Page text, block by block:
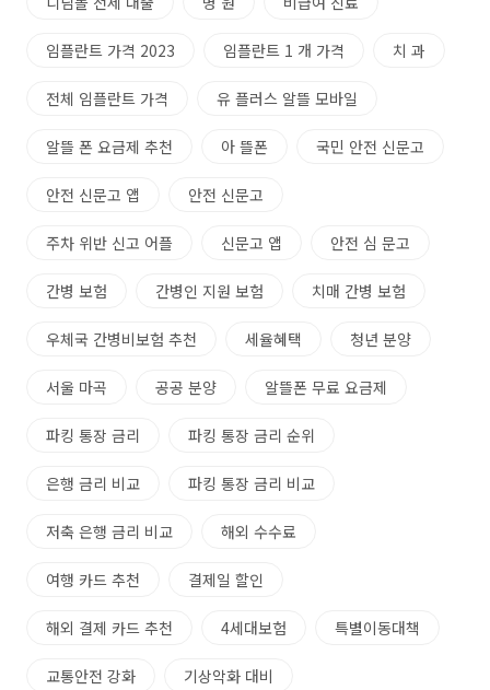
임플란트 가격 2023 임플란트 1 개 가격 치 과
전체 임플란트 가격 유 플러스 알뜰 모바일
알뜰 폰 요금제 추천 아 뜰폰 국민 안전 신문고
안전 신문고 앱 안전 신문고
주차 위반 신고 어플 신문고 앱 안전 심 문고
간병 보험 간병인 지원 보험 치매 간병 보험
우체국 간병비보험 추천 세율혜택 청년 분양
서울 마곡 공공 분양 알뜰폰 무료 요금제
파킹 통장 금리 파킹 통장 금리 순위
은행 금리 비교 파킹 통장 금리 비교
저축 은행 금리 비교 해외 수수료
여행 카드 추천 결제일 할인
해외 결제 카드 추천 4세대보험 특별이동대책
교통안전 강화 기상악화 대비